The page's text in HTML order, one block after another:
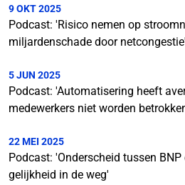
9 OKT 2025
Podcast: 'Risico nemen op
miljardenschade door netcongestie'
5 JUN 2025
Podcast: 'Automatisering heeft
medewerkers niet worden
22 MEI 2025
Podcast: 'Onderscheid tussen
gelijkheid in de weg'